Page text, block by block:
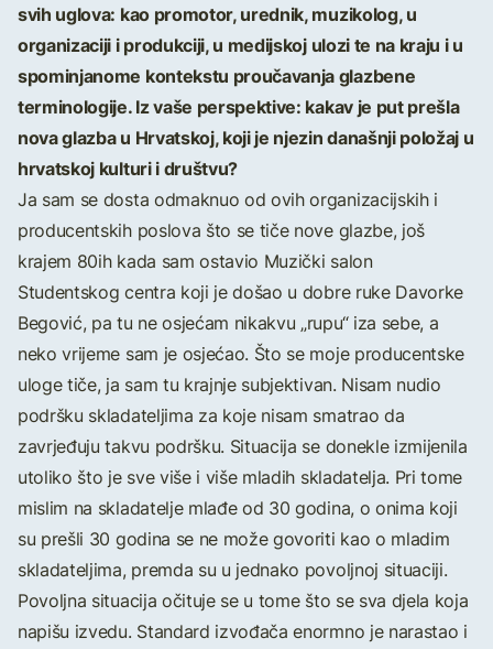
svih uglova: kao promotor, urednik, muzikolog, u
organizaciji i produkciji, u medijskoj ulozi te na kraju i u
spominjanome kontekstu proučavanja glazbene
terminologije. Iz vaše perspektive: kakav je put prešla
nova glazba u Hrvatskoj, koji je njezin današnji položaj u
hrvatskoj kulturi i društvu?
Ja sam se dosta odmaknuo od ovih organizacijskih i
producentskih poslova što se tiče nove glazbe, još
krajem 80ih kada sam ostavio Muzički salon
Studentskog centra koji je došao u dobre ruke Davorke
Begović, pa tu ne osjećam nikakvu „rupu“ iza sebe, a
neko vrijeme sam je osjećao. Što se moje producentske
uloge tiče, ja sam tu krajnje subjektivan. Nisam nudio
podršku skladateljima za koje nisam smatrao da
zavrjeđuju takvu podršku. Situacija se donekle izmijenila
utoliko što je sve više i više mladih skladatelja. Pri tome
mislim na skladatelje mlađe od 30 godina, o onima koji
su prešli 30 godina se ne može govoriti kao o mladim
skladateljima, premda su u jednako povoljnoj situaciji.
Povoljna situacija očituje se u tome što se sva djela koja
napišu izvedu. Standard izvođača enormno je narastao i